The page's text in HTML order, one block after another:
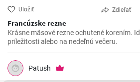
Uložiť Zdieľať
Francúzske rezne
Krásne mäsové rezne ochutené korením.
príležitosti alebo na nedeľnú večeru.
Patush